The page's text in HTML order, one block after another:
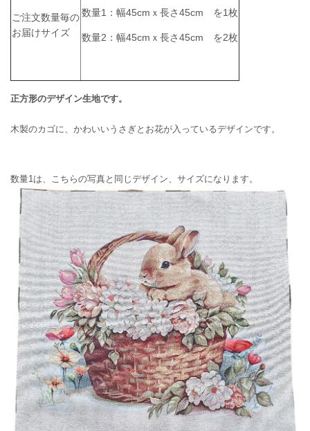
ご注文数量毎の
お届けサイズ
数量1：幅45cmｘ長さ45cm を1枚
数量2： 幅45cmｘ長さ45cm を2枚
正方形のデザイン生地です。
木製のカゴに、かわいいうさぎとお花が入っているデザインです。
数量1は、こちらの写真と同じデザイン、サイズになります。